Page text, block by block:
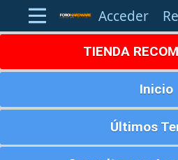
Acceder
TIENDA
Inicio
Últimos